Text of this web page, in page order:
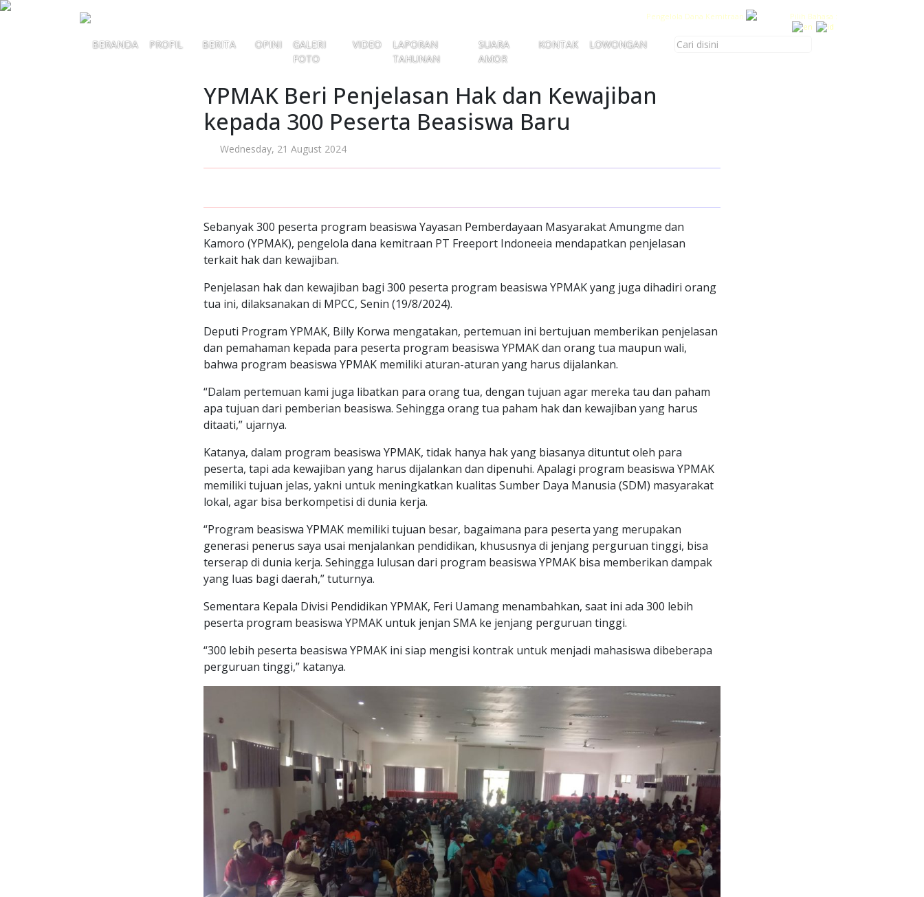
Pengelola Dana Kemitraan Pilih Bahasa :
BERANDA PROFIL BERITA OPINI
GALERI
FOTO
VIDEO
LAPORAN
TAHUNAN
SUARA
AMOR
KONTAK LOWONGAN
YPMAK Beri Penjelasan Hak dan Kewajiban
kepada 300 Peserta Beasiswa Baru
Wednesday, 21 August 2024
Sebanyak 300 peserta program beasiswa Yayasan Pemberdayaan Masyarakat Amungme dan
Kamoro (YPMAK), pengelola dana kemitraan PT Freeport Indoneeia mendapatkan penjelasan
terkait hak dan kewajiban.
Penjelasan hak dan kewajiban bagi 300 peserta program beasiswa YPMAK yang juga dihadiri orang
tua ini, dilaksanakan di MPCC, Senin (19/8/2024).
Deputi Program YPMAK, Billy Korwa mengatakan, pertemuan ini bertujuan memberikan penjelasan
dan pemahaman kepada para peserta program beasiswa YPMAK dan orang tua maupun wali,
bahwa program beasiswa YPMAK memiliki aturan-aturan yang harus dijalankan.
“Dalam pertemuan kami juga libatkan para orang tua, dengan tujuan agar mereka tau dan paham
apa tujuan dari pemberian beasiswa. Sehingga orang tua paham hak dan kewajiban yang harus
ditaati,” ujarnya.
Katanya, dalam program beasiswa YPMAK, tidak hanya hak yang biasanya dituntut oleh para
peserta, tapi ada kewajiban yang harus dijalankan dan dipenuhi. Apalagi program beasiswa YPMAK
memiliki tujuan jelas, yakni untuk meningkatkan kualitas Sumber Daya Manusia (SDM) masyarakat
lokal, agar bisa berkompetisi di dunia kerja.
“Program beasiswa YPMAK memiliki tujuan besar, bagaimana para peserta yang merupakan
generasi penerus saya usai menjalankan pendidikan, khususnya di jenjang perguruan tinggi, bisa
terserap di dunia kerja. Sehingga lulusan dari program beasiswa YPMAK bisa memberikan dampak
yang luas bagi daerah,” tuturnya.
Sementara Kepala Divisi Pendidikan YPMAK, Feri Uamang menambahkan, saat ini ada 300 lebih
peserta program beasiswa YPMAK untuk jenjan SMA ke jenjang perguruan tinggi.
“300 lebih peserta beasiswa YPMAK ini siap mengisi kontrak untuk menjadi mahasiswa dibeberapa
perguruan tinggi,” katanya.